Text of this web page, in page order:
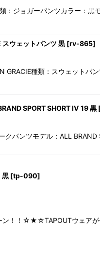
類：ジョガーパンツカラー
ウェットパンツ 黒 [rv-865]
GRACIE種類：スウェット
SPORT SHORT IV 19 黒
クパンツモデル：ALL
[tp-090]
！☆★☆TAPOUTウェアが今